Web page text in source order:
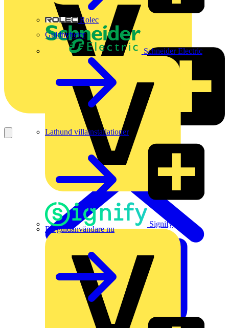
Rolec
Schneider Electric
Signify
Guldnyheter
Lathund villainstallationer
Bli guldanvändare nu